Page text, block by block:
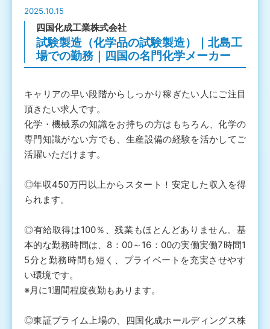
2025.10.15
四国化成工業株式会社
試験製造（化学品の試験製造）｜北島工
場での勤務｜四国の名門化学メーカー
キャリアの早い段階からしっかり稼ぎたい人にご注目
頂きたい求人です。
化学・機械系の知識をお持ちの方はもちろん、化学の
専門知識がない方でも、生産設備の経験を活かしてご
活躍いただけます。
◎年収450万円以上からスタート！安定した収入を得
られます。
◎有給取得は100％、残業もほとんどありません。基
本的な勤務時間は、8：00～16：00の実働実働7時間1
5分と勤務時間も短く、プライベートを充実させやす
い環境です。
※月に1週間程度夜勤もあります。
◎東証プライム上場の、四国化成ホールディングス株